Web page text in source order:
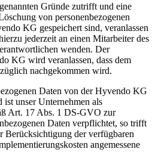
Gründe zutrifft und eine
von personenbezogenen
KG gespeichert sind, veranlassen
jederzeit an einen Mitarbeiter des
wenden. Der
KG wird veranlassen, dass dem
nachgekommen wird.
Daten von der Hyvendo KG
unser Unternehmen als
Art. 17 Abs. 1 DS-GVO zur
Daten verpflichtet, so trifft
der verfügbaren
angemessene